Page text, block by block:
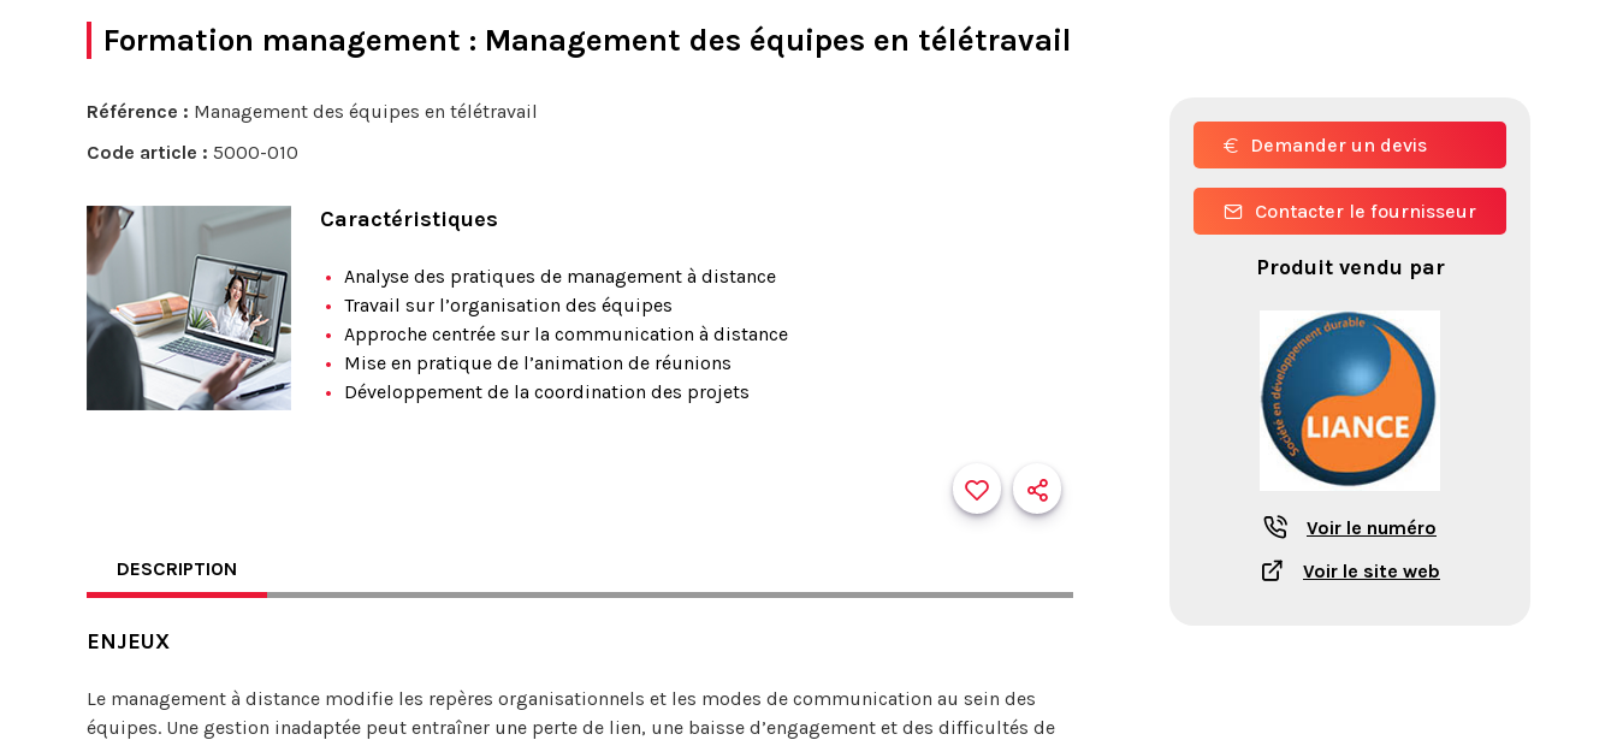
Formation management : Management des équipes en télétravail
Référence : Management des équipes en télétravail
Code article : 5000-010
Caractéristiques
Analyse des pratiques de management à distance
Travail sur l’organisation des équipes
Approche centrée sur la communication à distance
Mise en pratique de l’animation de réunions
Développement de la coordination des projets
DESCRIPTION
ENJEUX
Le management à distance modifie les repères organisationnels et les modes de communication au sein des
équipes. Une gestion inadaptée peut entraîner une perte de lien, une baisse d’engagement et des difficultés de
Demander un devis
Contacter le fournisseur
Produit vendu par
Voir le numéro
Voir le site web